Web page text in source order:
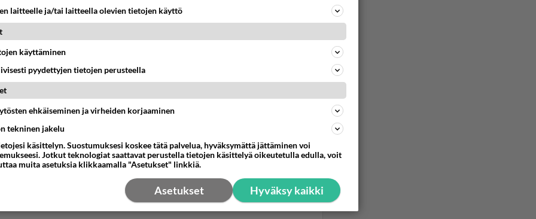
voimatehtävät kaksintaistelusta pois. Vain taito ja tieto
laitteelle ja/tai laitteella olevien tietojen käyttö
käyttäminen
pyydettyjen tietojen perusteella
ehkäiseminen ja virheiden korjaaminen
tekninen jakelu
käsittelyn. Suostumuksesi koskee tätä palvelua, hyväksymättä jättäminen voi
Jotkut teknologiat saattavat perustella tietojen käsittelyä oikeutetulla edulla, voit
muita asetuksia klikkaamalla "Asetukset" linkkiä.
Hyväksy kaikki
Asetukset